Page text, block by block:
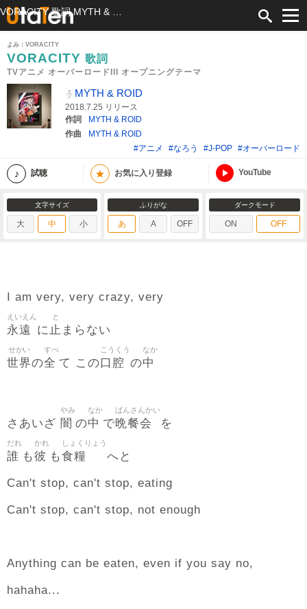
よみ：VORACITY
VORACITY 歌詞
TVアニメ オーバーロードIII オープニングテーマ
MYTH & ROID
2018.7.25 リリース
作詞
MYTH & ROID
作曲
MYTH & ROID
#アニメ
#なろう #J-POP #オーバーロード
試聴 ★ お気に入り登録 YouTube
文字サイズ
大 中 小
ふりがな
あ A OFF
ダークモード
ON OFF
I am very, very crazy, very
永遠
えいえん
に止
と
まらない
世界
せかい
の全
すべ
て この 口腔
こうくう
の中
なか
さあいざ 闇
やみ
の中
なか
で晩餐会
ばんさんかい
を
誰
だれ
も彼
かれ
も食糧
しょくりょう
へと
Can't stop, can't stop, eating
Can't stop, can't stop, not enough
Anything can be eaten, even if you say no,
hahaha...